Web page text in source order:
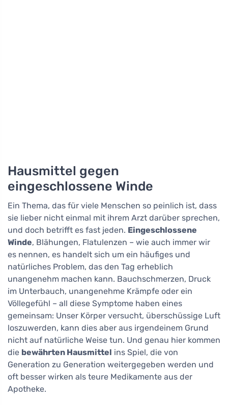
Hausmittel gegen
eingeschlossene Winde
Ein Thema, das für viele Menschen so peinlich ist, dass
sie lieber nicht einmal mit ihrem Arzt darüber sprechen,
und doch betrifft es fast jeden. Eingeschlossene
Winde, Blähungen, Flatulenzen – wie auch immer wir
es nennen, es handelt sich um ein häufiges und
natürliches Problem, das den Tag erheblich
unangenehm machen kann. Bauchschmerzen, Druck
im Unterbauch, unangenehme Krämpfe oder ein
Völlegefühl – all diese Symptome haben eines
gemeinsam: Unser Körper versucht, überschüssige Luft
loszuwerden, kann dies aber aus irgendeinem Grund
nicht auf natürliche Weise tun. Und genau hier kommen
die bewährten Hausmittel ins Spiel, die von
Generation zu Generation weitergegeben werden und
oft besser wirken als teure Medikamente aus der
Apotheke.